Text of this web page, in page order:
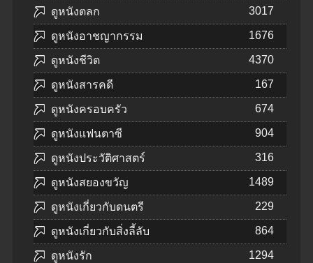
ดูหนังตลก 3017
ดูหนังอาชญากรรม 1676
ดูหนังชีวิต 4370
ดูหนังสารคดี 167
ดูหนังครอบครัว 674
ดูหนังแฟนตาซี 904
ดูหนังประวัติศาสตร์ 316
ดูหนังสยองขวัญ 1489
ดูหนังเกี่ยวกับดนตรี 229
ดูหนังเกี่ยวกับสิ่งลี้ลับ 864
ดูหนังรัก 1294